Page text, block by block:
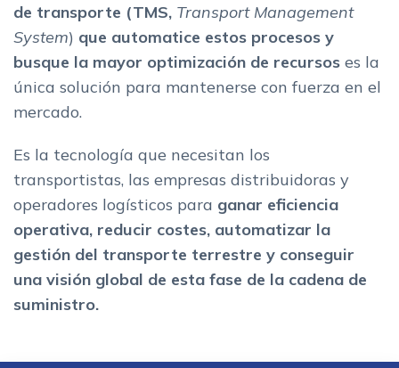
de transporte (TMS, Transport Management
System) que automatice estos procesos y
busque la mayor optimización de recursos es la
única solución para mantenerse con fuerza en el
mercado.
Es la tecnología que necesitan los
transportistas, las empresas distribuidoras y
operadores logísticos para ganar eficiencia
operativa, reducir costes, automatizar la
gestión del transporte terrestre y conseguir
una visión global de esta fase de la cadena de
suministro.